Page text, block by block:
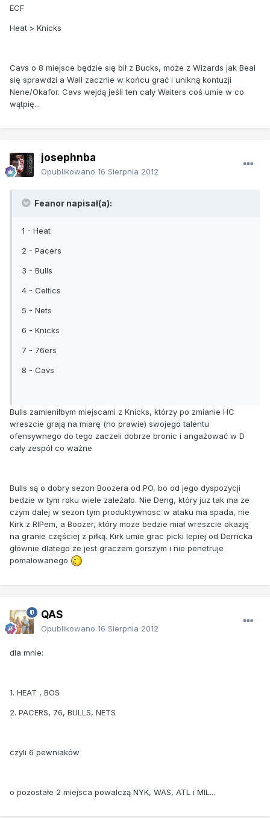
ECF
Heat > Knicks
Cavs o 8 miejsce będzie się bił z Bucks, może z Wizards jak Beal
się sprawdzi a Wall zacznie w końcu grać i unikną kontuzji
Nene/Okafor. Cavs wejdą jeśli ten cały Waiters coś umie w co
wątpię...
josephnba
Opublikowano 16 Sierpnia 2012
Feanor napisał(a):
1 - Heat
2 - Pacers
3 - Bulls
4 - Celtics
5 - Nets
6 - Knicks
7 - 76ers
8 - Cavs
Bulls zamieniłbym miejscami z Knicks, którzy po zmianie HC
wreszcie grają na miarę (no prawie) swojego talentu
ofensywnego do tego zaczeli dobrze bronic i angażować w D
cały zespół co ważne
Bulls są o dobry sezon Boozera od PO, bo od jego dyspozycji
bedzie w tym roku wiele zależało. Nie Deng, który juz tak ma ze
czym dalej w sezon tym produktywnosc w ataku ma spada, nie
Kirk z RIPem, a Boozer, który moze bedzie miał wreszcie okazję
na granie częściej z piłką. Kirk umie grac picki lepiej od Derricka
głównie dlatego ze jest graczem gorszym i nie penetruje
pomalowanego
QAS
Opublikowano 16 Sierpnia 2012
dla mnie:
1. HEAT , BOS
2. PACERS, 76, BULLS, NETS
czyli 6 pewniaków
o pozostałe 2 miejsca powalczą NYK, WAS, ATL i MIL...